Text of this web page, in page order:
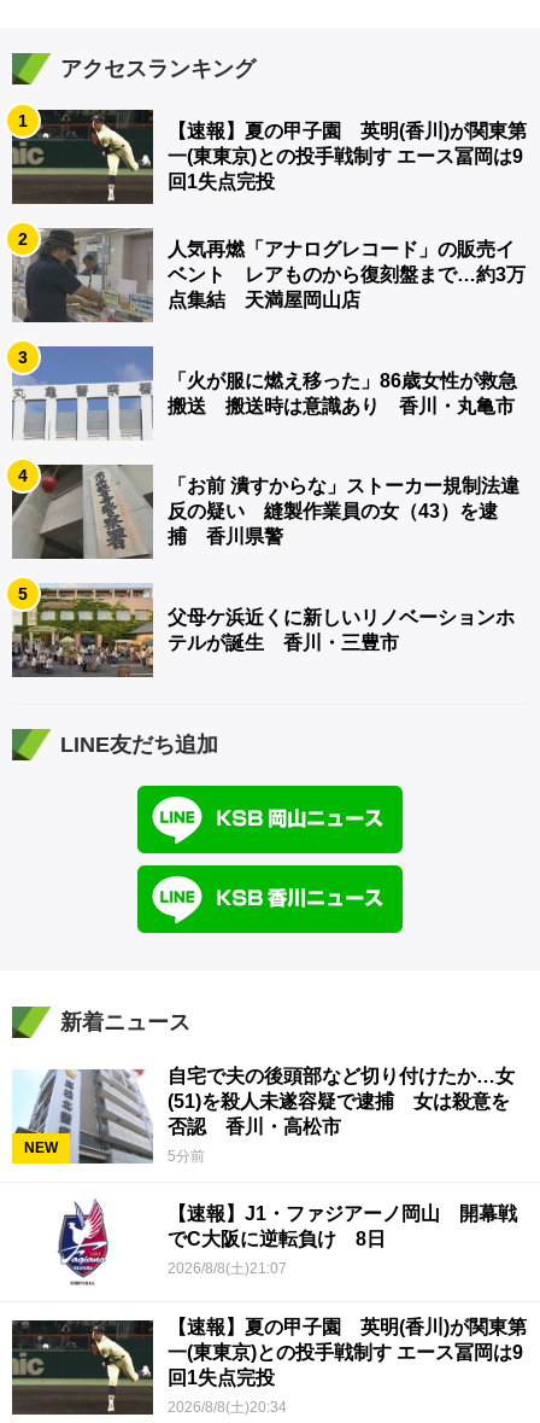
アクセスランキング
1
【速報】夏の甲子園 英明(香川)が関東第
一(東東京)との投手戦制す エース冨岡は9
回1失点完投
2
人気再燃「アナログレコード」の販売イ
ベント レアものから復刻盤まで…約3万
点集結 天満屋岡山店
3
「火が服に燃え移った」86歳女性が救急
搬送 搬送時は意識あり 香川・丸亀市
4
「お前 潰すからな」ストーカー規制法違
反の疑い 縫製作業員の女（43）を逮
捕 香川県警
5
父母ケ浜近くに新しいリノベーションホ
テルが誕生 香川・三豊市
LINE友だち追加
新着ニュース
NEW
自宅で夫の後頭部など切り付けたか…女
(51)を殺人未遂容疑で逮捕 女は殺意を
否認 香川・高松市
5分前
【速報】J1・ファジアーノ岡山 開幕戦
でC大阪に逆転負け 8日
2026/8/8(土)21:07
【速報】夏の甲子園 英明(香川)が関東第
一(東東京)との投手戦制す エース冨岡は9
回1失点完投
2026/8/8(土)20:34